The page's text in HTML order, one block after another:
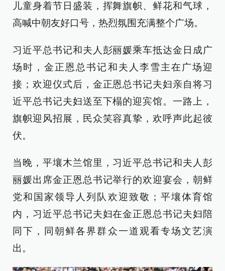
儿童身着节日盛装，挥舞旗帜、鲜花和气球，
高喊中朝友好口号，热烈氛围充满整个广场。
习近平总书记和夫人彭丽媛乘车抵达金日成广
场时，金正恩总书记和夫人李雪主在广场迎
接；欢迎仪式后，金正恩总书记夫妇亲自将习
近平总书记夫妇送至下榻的迎宾馆。一路上，
旗帜迎风招展，民众笑容真挚，欢呼声此起彼
伏。
当晚，平壤木兰馆里，习近平总书记和夫人彭
丽媛出席金正恩总书记举行的欢迎宴会，朝鲜
党和国家领导人列队欢迎致敬；平壤体育馆
内，习近平总书记夫妇在金正恩总书记夫妇陪
同下，同朝鲜各界群众一道观看专场文艺演
出。